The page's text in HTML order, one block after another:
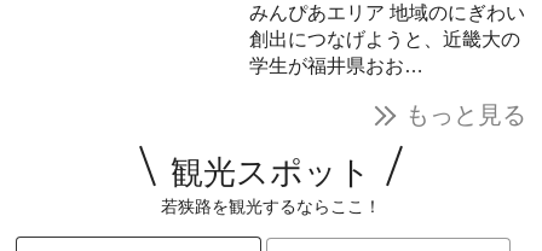
みんぴあエリア 地域のにぎわい
創出につなげようと、近畿大の
学生が福井県おお…
もっと見る
観光スポット
若狭路を観光するならここ！